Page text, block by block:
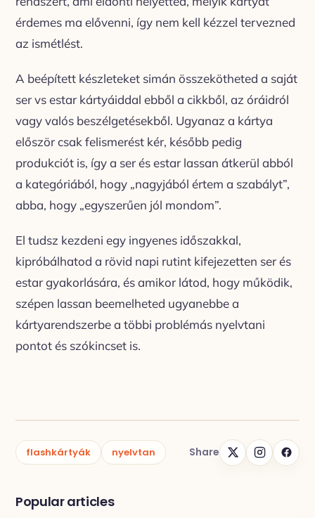
érdemes ma elővenni, így nem kell kézzel tervezned
az ismétlést.
A beépített készleteket simán összekötheted a saját
ser vs estar kártyáiddal ebből a cikkből, az óráidról
vagy valós beszélgetésekből. Ugyanaz a kártya
először csak felismerést kér, később pedig
produkciót is, így a ser és estar lassan átkerül abból
a kategóriából, hogy „nagyjából értem a szabályt”,
abba, hogy „egyszerűen jól mondom”.
El tudsz kezdeni egy ingyenes időszakkal,
kipróbálhatod a rövid napi rutint kifejezetten ser és
estar gyakorlására, és amikor látod, hogy működik,
szépen lassan beemelheted ugyanebbe a
kártyarendszerbe a többi problémás nyelvtani
pontot és szókincset is.
flashkártyák nyelvtan Share
Popular articles